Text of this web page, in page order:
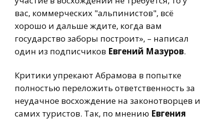
вас, коммерческих "альпинистов", всё
хорошо и дальше ждите, когда вам
государство заборы построит», – написал
один из подписчиков Евгений Мазуров.
Критики упрекают Абрамова в попытке
полностью переложить ответственность за
неудачное восхождение на законотворцев и
самих туристов. Так, по мнению Евгения